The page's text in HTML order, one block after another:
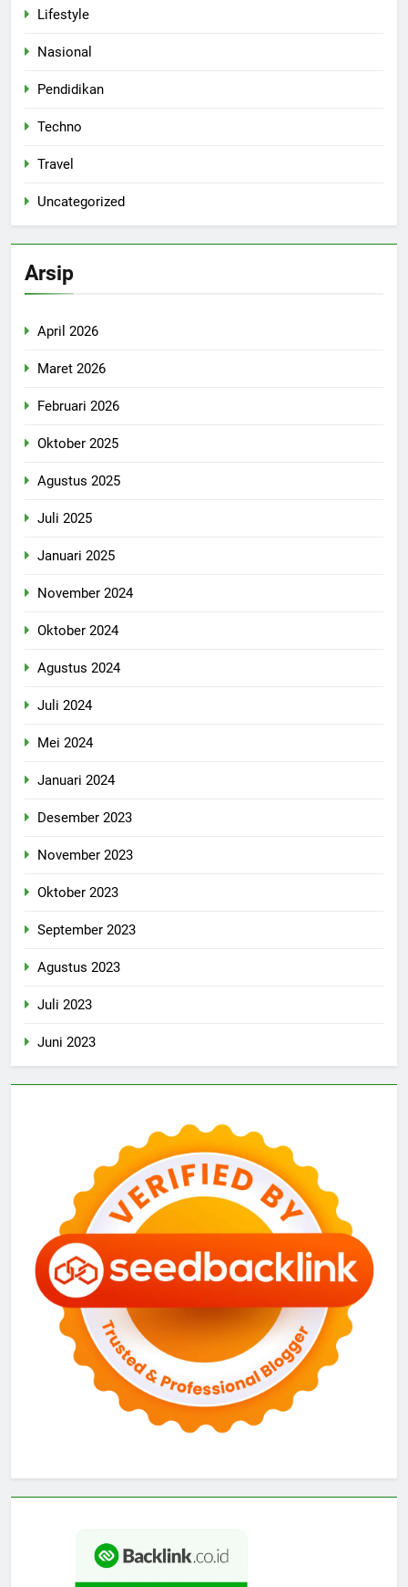
Lifestyle
Nasional
Pendidikan
Techno
Travel
Uncategorized
Arsip
April 2026
Maret 2026
Februari 2026
Oktober 2025
Agustus 2025
Juli 2025
Januari 2025
November 2024
Oktober 2024
Agustus 2024
Juli 2024
Mei 2024
Januari 2024
Desember 2023
November 2023
Oktober 2023
September 2023
Agustus 2023
Juli 2023
Juni 2023